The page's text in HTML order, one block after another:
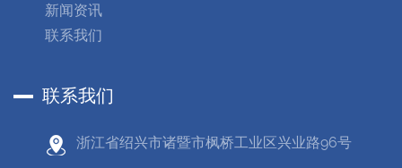
新闻资讯
联系我们
联系我们
浙江省绍兴市诸暨市枫桥工业区兴业路96号